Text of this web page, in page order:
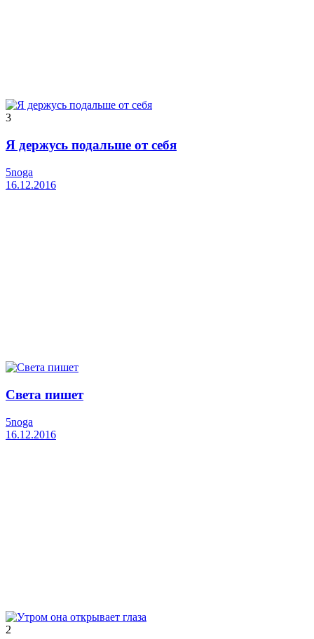
3
Я держусь подальше от себя
5noga
16.12.2016
Света пишет
5noga
16.12.2016
2